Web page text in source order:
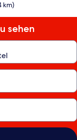
km)
sehen